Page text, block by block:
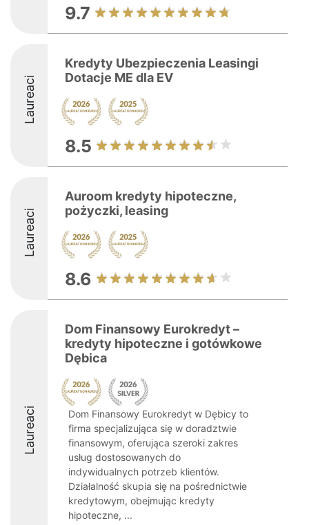
9.7
Laureaci
Kredyty Ubezpieczenia Leasingi
Dotacje ME dla EV
8.5
Laureaci
Auroom kredyty hipoteczne,
pożyczki, leasing
8.6
Laureaci
Dom Finansowy Eurokredyt –
kredyty hipoteczne i gotówkowe
Dębica
Dom Finansowy Eurokredyt w Dębicy to
firma specjalizująca się w doradztwie
finansowym, oferująca szeroki zakres
usług dostosowanych do
indywidualnych potrzeb klientów.
Działalność skupia się na pośrednictwie
kredytowym, obejmując kredyty
hipoteczne, ...